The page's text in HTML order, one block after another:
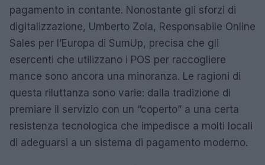
pagamento in contante. Nonostante gli sforzi di
digitalizzazione, Umberto Zola, Responsabile Online
Sales per l’Europa di SumUp, precisa che gli
esercenti che utilizzano i POS per raccogliere
mance sono ancora una minoranza. Le ragioni di
questa riluttanza sono varie: dalla tradizione di
premiare il servizio con un “coperto” a una certa
resistenza tecnologica che impedisce a molti locali
di adeguarsi a un sistema di pagamento moderno.